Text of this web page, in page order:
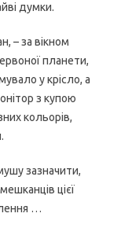
думки.
– за вікном
планети,
у крісло, а
з купою
кольорів,
зазначити,
цієї
…